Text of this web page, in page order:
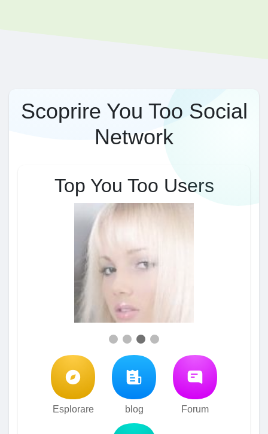
Scoprire You Too Social
Network
Top You Too Users
Esplorare blog Forum